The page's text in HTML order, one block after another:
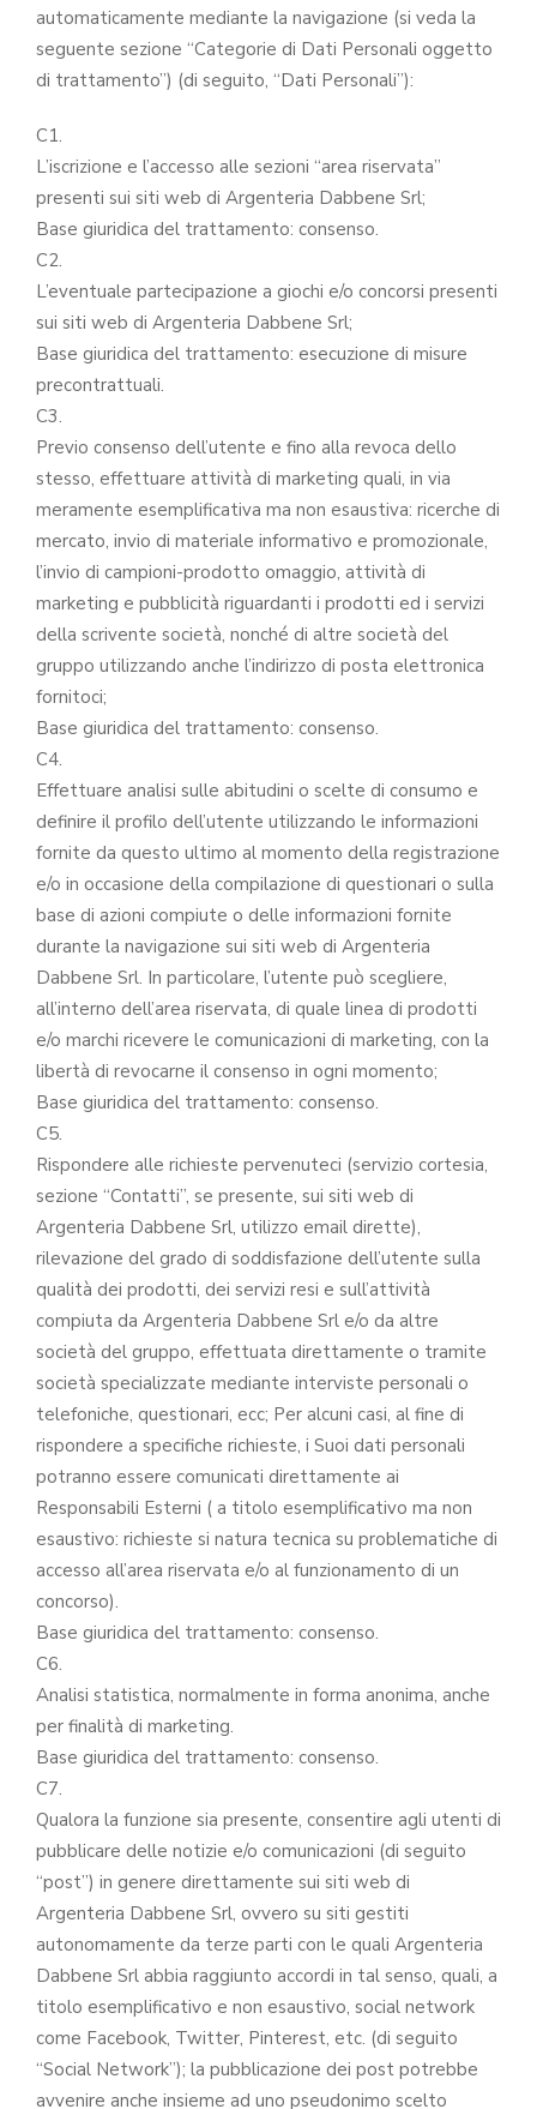
automaticamente mediante la navigazione (si veda la
seguente sezione “Categorie di Dati Personali oggetto
di trattamento”) (di seguito, “Dati Personali”):
C1.
L’iscrizione e l’accesso alle sezioni “area riservata”
presenti sui siti web di Argenteria Dabbene Srl;
Base giuridica del trattamento: consenso.
C2.
L’eventuale partecipazione a giochi e/o concorsi presenti
sui siti web di Argenteria Dabbene Srl;
Base giuridica del trattamento: esecuzione di misure
precontrattuali.
C3.
Previo consenso dell’utente e fino alla revoca dello
stesso, effettuare attività di marketing quali, in via
meramente esemplificativa ma non esaustiva: ricerche di
mercato, invio di materiale informativo e promozionale,
l’invio di campioni-prodotto omaggio, attività di
marketing e pubblicità riguardanti i prodotti ed i servizi
della scrivente società, nonché di altre società del
gruppo utilizzando anche l’indirizzo di posta elettronica
fornitoci;
Base giuridica del trattamento: consenso.
C4.
Effettuare analisi sulle abitudini o scelte di consumo e
definire il profilo dell’utente utilizzando le informazioni
fornite da questo ultimo al momento della registrazione
e/o in occasione della compilazione di questionari o sulla
base di azioni compiute o delle informazioni fornite
durante la navigazione sui siti web di Argenteria
Dabbene Srl. In particolare, l’utente può scegliere,
all’interno dell’area riservata, di quale linea di prodotti
e/o marchi ricevere le comunicazioni di marketing, con la
libertà di revocarne il consenso in ogni momento;
Base giuridica del trattamento: consenso.
C5.
Rispondere alle richieste pervenuteci (servizio cortesia,
sezione “Contatti”, se presente, sui siti web di
Argenteria Dabbene Srl, utilizzo email dirette),
rilevazione del grado di soddisfazione dell’utente sulla
qualità dei prodotti, dei servizi resi e sull’attività
compiuta da Argenteria Dabbene Srl e/o da altre
società del gruppo, effettuata direttamente o tramite
società specializzate mediante interviste personali o
telefoniche, questionari, ecc; Per alcuni casi, al fine di
rispondere a specifiche richieste, i Suoi dati personali
potranno essere comunicati direttamente ai
Responsabili Esterni ( a titolo esemplificativo ma non
esaustivo: richieste si natura tecnica su problematiche di
accesso all’area riservata e/o al funzionamento di un
concorso).
Base giuridica del trattamento: consenso.
C6.
Analisi statistica, normalmente in forma anonima, anche
per finalità di marketing.
Base giuridica del trattamento: consenso.
C7.
Qualora la funzione sia presente, consentire agli utenti di
pubblicare delle notizie e/o comunicazioni (di seguito
“post”) in genere direttamente sui siti web di
Argenteria Dabbene Srl, ovvero su siti gestiti
autonomamente da terze parti con le quali Argenteria
Dabbene Srl abbia raggiunto accordi in tal senso, quali, a
titolo esemplificativo e non esaustivo, social network
come Facebook, Twitter, Pinterest, etc. (di seguito
“Social Network”); la pubblicazione dei post potrebbe
avvenire anche insieme ad uno pseudonimo scelto